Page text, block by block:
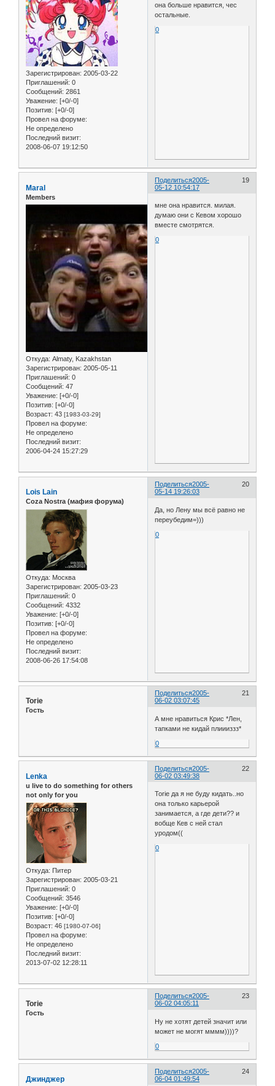
Зарегистрирован: 2005-03-22
Приглашений: 0
Сообщений: 2861
Уважение: [+0/-0]
Позитив: [+0/-0]
Провел на форуме:
Не определено
Последний визит:
2008-06-07 19:12:50
она больше нравится, чес
остальные.
0
Поделиться 19
2005-
05-12 10:54:17
Maral
Members
Откуда: Almaty, Kazakhstan
Зарегистрирован: 2005-05-11
Приглашений: 0
Сообщений: 47
Уважение: [+0/-0]
Позитив: [+0/-0]
Возраст: 43 [1983-03-29]
Провел на форуме:
Не определено
Последний визит:
2006-04-24 15:27:29
мне она нравится. милая.
думаю они с Кевом хорошо
вместе смотрятся.
0
Поделиться 20
2005-
05-14 19:26:03
Lois Lain
Coza Nostra (мафия форума)
Откуда: Москва
Зарегистрирован: 2005-03-23
Приглашений: 0
Сообщений: 4332
Уважение: [+0/-0]
Позитив: [+0/-0]
Провел на форуме:
Не определено
Последний визит:
2008-06-26 17:54:08
Да, но Лену мы всё равно не
переубедим=)))
0
Поделиться 21
2005-
06-02 03:07:45
Torie
Гость
А мне нравиться Крис *Лен,
тапками не кидай плиииззз*
0
Поделиться 22
2005-
06-02 03:49:38
Lenka
u live to do something for others
not only for you
Откуда: Питер
Зарегистрирован: 2005-03-21
Приглашений: 0
Сообщений: 3546
Уважение: [+0/-0]
Позитив: [+0/-0]
Возраст: 46 [1980-07-06]
Провел на форуме:
Не определено
Последний визит:
2013-07-02 12:28:11
Torie да я не буду кидать..но
она только карьерой
занимается, а где дети?? и
вобще Кев с ней стал
уродом((
0
Поделиться 23
2005-
06-02 04:05:11
Torie
Гость
Ну не хотят детей значит или
может не могят мммм))))?
0
Поделиться 24
2005-
06-04 01:49:54
Джинджер